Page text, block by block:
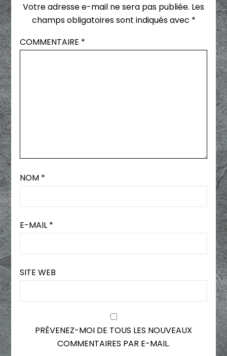
Votre adresse e-mail ne sera pas publiée. Les
champs obligatoires sont indiqués avec *
COMMENTAIRE *
NOM *
E-MAIL *
SITE WEB
PRÉVENEZ-MOI DE TOUS LES NOUVEAUX
COMMENTAIRES PAR E-MAIL.